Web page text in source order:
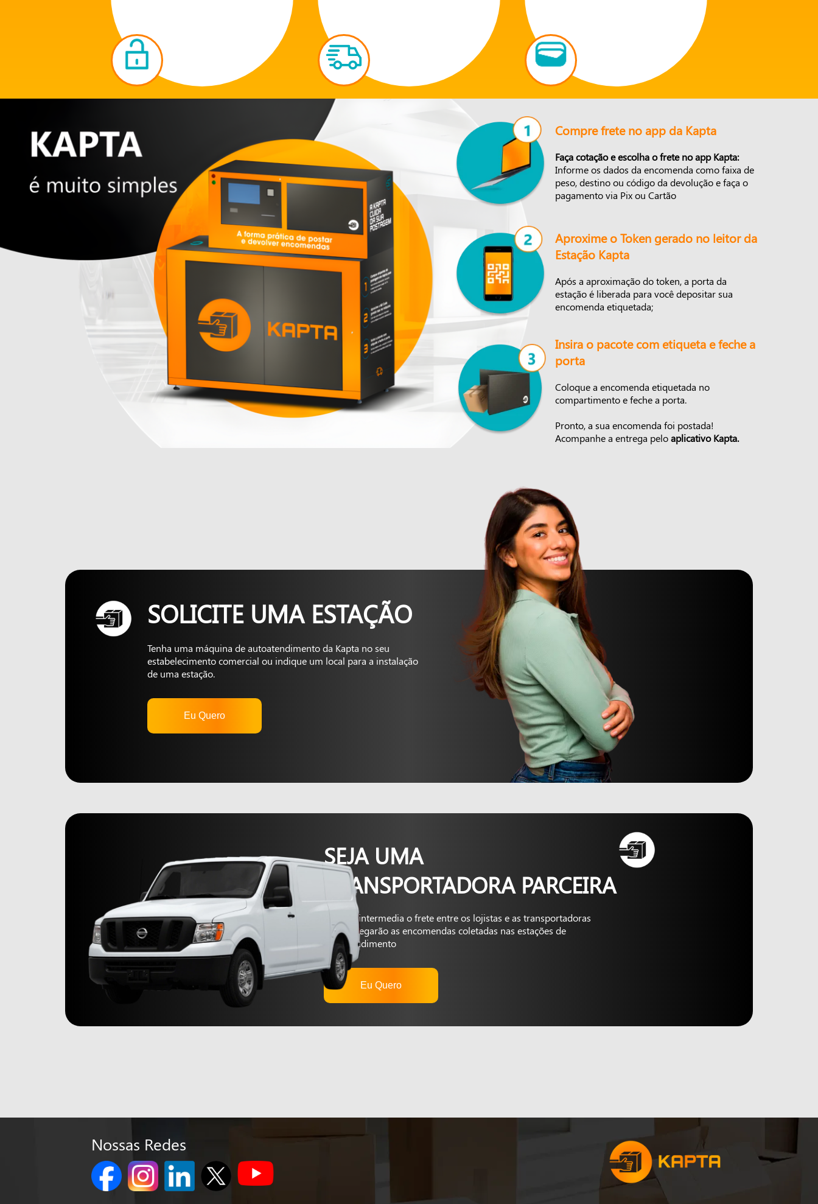
Compre frete no app da Kapta
Faça cotação e escolha o frete no app Kapta:
Informe os dados da encomenda como faixa de
peso, destino ou código da devolução e faça o
pagamento via Pix ou Cartão
Aproxime o Token gerado no leitor da
Estação Kapta
Após a aproximação do token, a porta da
estação é liberada para você depositar sua
encomenda etiquetada;
Insira o pacote com etiqueta e feche a
porta
Coloque a encomenda etiquetada no
compartimento e feche a porta.
Pronto, a sua encomenda foi postada!
Acompanhe a entrega peloaplicativo Kapta.
SOLICITE UMA ESTAÇÃO
Tenha uma máquina de autoatendimento da Kapta no seu
estabelecimento comercial ou indique um local para a instalação
de uma estação.
Eu Quero
SEJA UMA
TRANSPORTADORA PARCEIRA
A Kapta intermedia o frete entre os lojistas e as transportadoras
que entregarão as encomendas coletadas nas estações de
autoatendimento
Eu Quero
Nossas Redes